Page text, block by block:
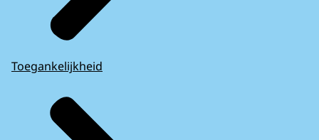
Toegankelijkheid